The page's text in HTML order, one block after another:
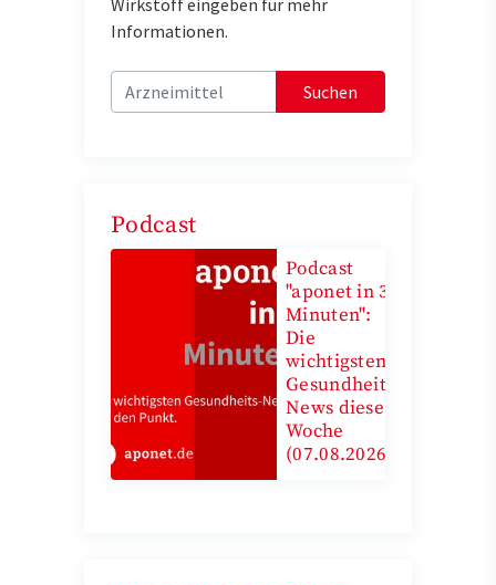
Wirkstoff eingeben für mehr
Informationen.
Suchen
Podcast
Podcast
"aponet in 3
Minuten":
Die
wichtigsten
Gesundheits-
News diese
Woche
(07.08.2026)